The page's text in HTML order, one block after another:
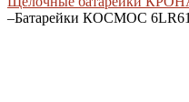
–Батарейки КОСМОС 6LR61